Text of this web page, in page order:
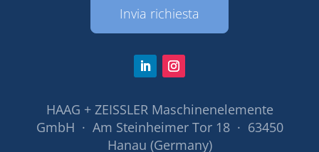
Invia richiesta
HAAG + ZEISSLER Maschinenelemente
GmbH · Am Steinheimer Tor 18 · 63450
Hanau (Germany)